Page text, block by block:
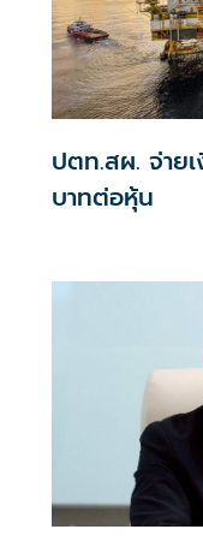
ปตท.สผ. จ่าย
บาทต่อหุ้น